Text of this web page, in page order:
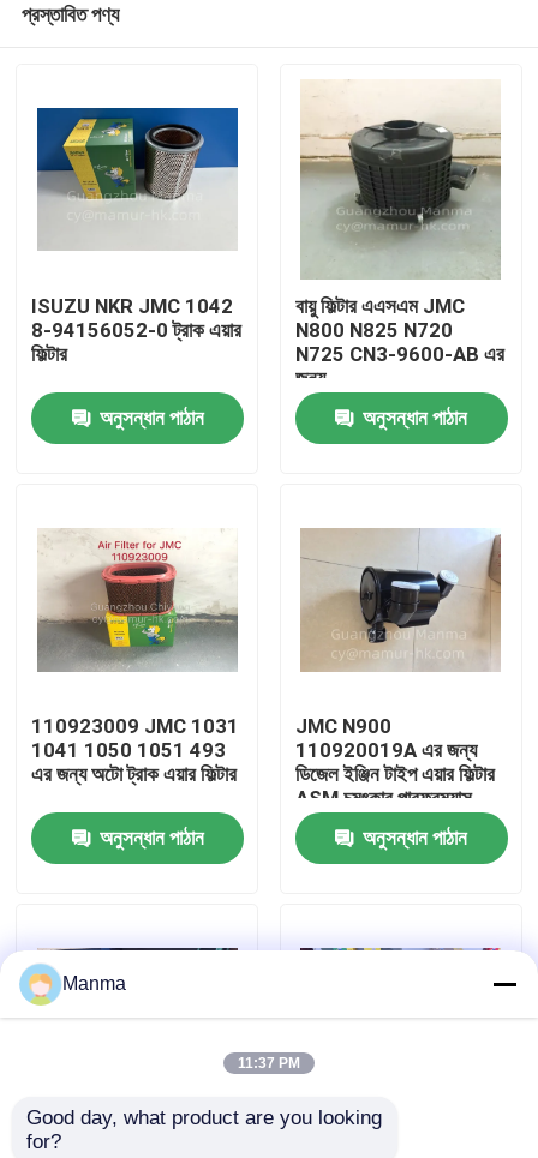
পণ্য
আমাদের সম্পর্কে
মান নিয়ন্ত্রণ
যোগাযোগ করুন
ট্রাক অটো পার্ট
ইসুজু ইঞ্জিন যন্ত্রাংশ
প্রস্তাবিত পণ্য
ISUZU NKR JMC 1042
8-94156052-0 ট্রাক এয়ার
ফিল্টার
অনুসন্ধান পাঠান
বায়ু ফিল্টার এএসএম JMC
N800 N825 N720
N725 CN3-9600-AB এর
জন্য
অনুসন্ধান পাঠান
110923009 JMC 1031
1041 1050 1051 493
এর জন্য অটো ট্রাক এয়ার ফিল্টার
অনুসন্ধান পাঠান
JMC N900
110920019A এর জন্য
ডিজেল ইঞ্জিন টাইপ এয়ার ফিল্টার
ASM চমৎকার পারফরম্যান্স
অনুসন্ধান পাঠান
সহজ ইনস্টলেশন এয়ার ফিল্টার
Manma
11:37 PM
Good day, what product are you looking
for?